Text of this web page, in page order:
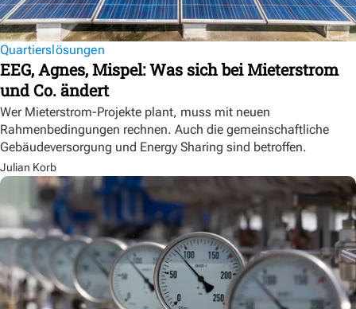
Quartierslösungen
EEG, Agnes, Mispel: Was sich bei Mieterstrom
und Co. ändert
Wer Mieterstrom-Projekte plant, muss mit neuen
Rahmenbedingungen rechnen. Auch die gemeinschaftliche
Gebäudeversorgung und Energy Sharing sind betroffen.
Julian Korb